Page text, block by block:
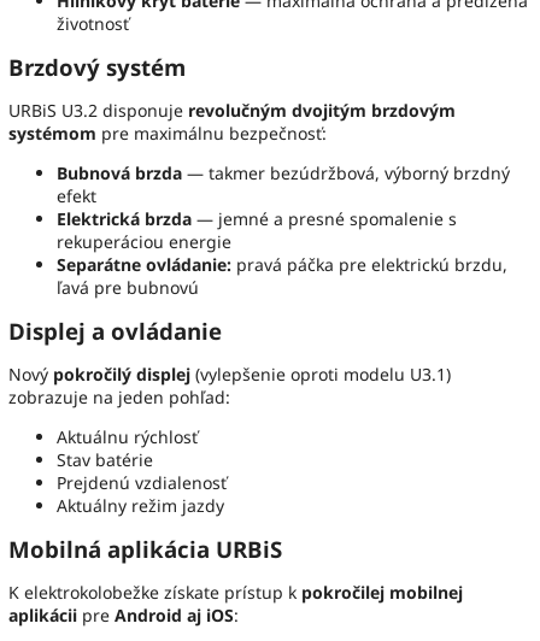
životnosť
Brzdový systém
URBiS U3.2 disponuje revolučným dvojitým brzdovým
systémom pre maximálnu bezpečnosť:
Bubnová brzda — takmer bezúdržbová, výborný brzdný
efekt
Elektrická brzda — jemné a presné spomalenie s
rekuperáciou energie
Separátne ovládanie: pravá páčka pre elektrickú brzdu,
ľavá pre bubnovú
Displej a ovládanie
Nový pokročilý displej (vylepšenie oproti modelu U3.1)
zobrazuje na jeden pohľad:
Aktuálnu rýchlosť
Stav batérie
Prejdenú vzdialenosť
Aktuálny režim jazdy
Mobilná aplikácia URBiS
K elektrokolobežke získate prístup k pokročilej mobilnej
aplikácii pre Android aj iOS: